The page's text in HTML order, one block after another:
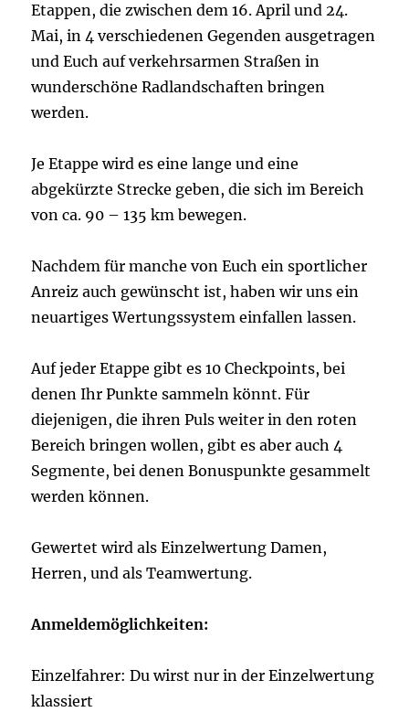
Etappen, die zwischen dem 16. April und 24.
Mai, in 4 verschiedenen Gegenden ausgetragen
und Euch auf verkehrsarmen Straßen in
wunderschöne Radlandschaften bringen
werden.
Je Etappe wird es eine lange und eine
abgekürzte Strecke geben, die sich im Bereich
von ca. 90 – 135 km bewegen.
Nachdem für manche von Euch ein sportlicher
Anreiz auch gewünscht ist, haben wir uns ein
neuartiges Wertungssystem einfallen lassen.
Auf jeder Etappe gibt es 10 Checkpoints, bei
denen Ihr Punkte sammeln könnt. Für
diejenigen, die ihren Puls weiter in den roten
Bereich bringen wollen, gibt es aber auch 4
Segmente, bei denen Bonuspunkte gesammelt
werden können.
Gewertet wird als Einzelwertung Damen,
Herren, und als Teamwertung.
Anmeldemöglichkeiten:
Einzelfahrer: Du wirst nur in der Einzelwertung
klassiert